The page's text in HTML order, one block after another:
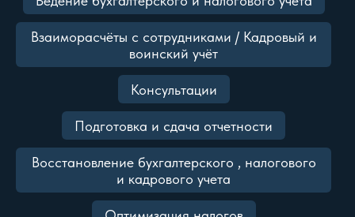
Взаиморасчёты с сотрудниками / Кадровый и
воинский учёт
Консультации
Подготовка и сдача отчетности
Восстановление бухгалтерского , налогового
и кадрового учета